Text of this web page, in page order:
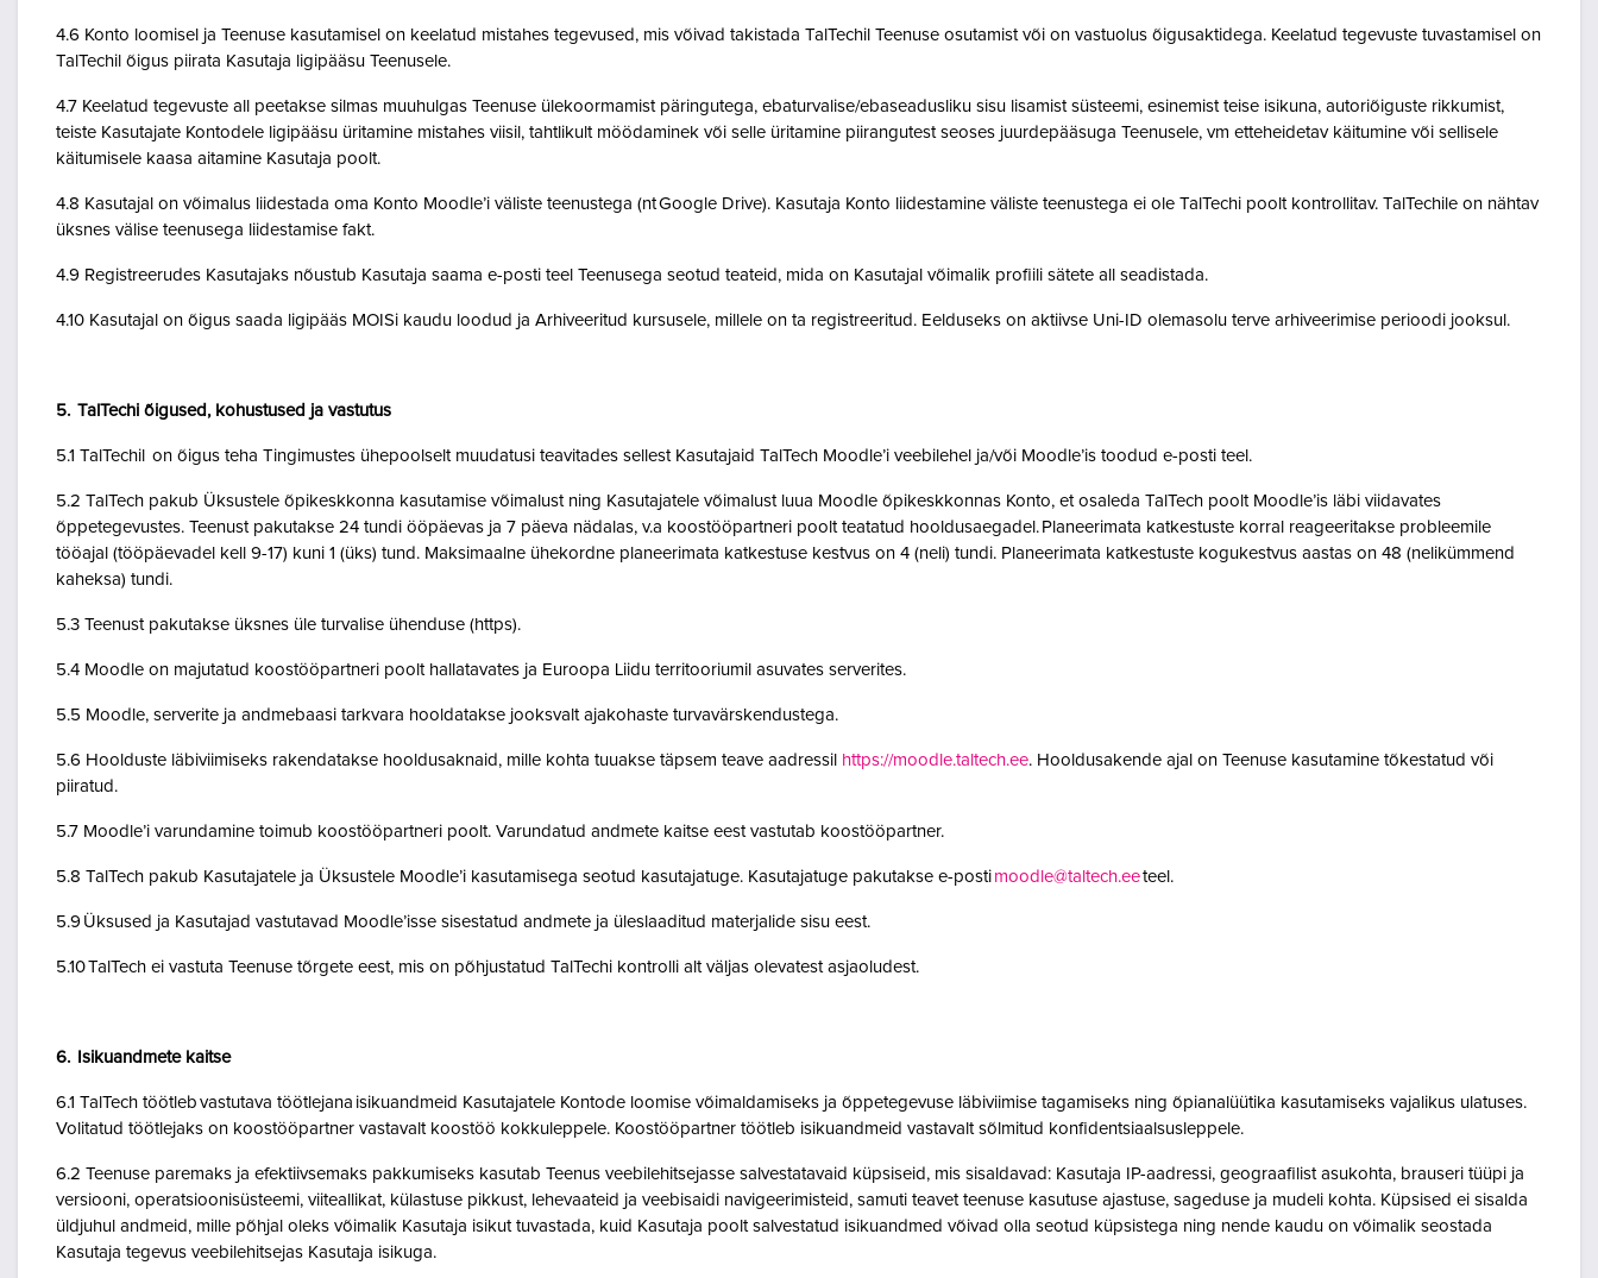
4.6 Konto loomisel ja Teenuse kasutamisel on keelatud mistahes tegevused, mis võivad takistada TalTechil Teenuse osutamist või on vastuolus õigusaktidega. Keelatud tegevuste tuvastamisel on
TalTechil õigus piirata Kasutaja ligipääsu Teenusele.
4.7 Keelatud tegevuste all peetakse silmas muuhulgas Teenuse ülekoormamist päringutega, ebaturvalise/ebaseadusliku sisu lisamist süsteemi, esinemist teise isikuna, autoriõiguste rikkumist,
teiste Kasutajate Kontodele ligipääsu üritamine mistahes viisil, tahtlikult möödaminek või selle üritamine piirangutest seoses juurdepääsuga Teenusele, vm etteheidetav käitumine või sellisele
käitumisele kaasa aitamine Kasutaja poolt.
4.8 Kasutajal on võimalus liidestada oma Konto Moodle’i väliste teenustega (nt Google Drive). Kasutaja Konto liidestamine väliste teenustega ei ole TalTechi poolt kontrollitav. TalTechile on nähtav
üksnes välise teenusega liidestamise fakt.
4.9 Registreerudes Kasutajaks nõustub Kasutaja saama e-posti teel Teenusega seotud teateid, mida on Kasutajal võimalik profiili sätete all seadistada.
4.10 Kasutajal on õigus saada ligipääs MOISi kaudu loodud ja Arhiveeritud kursusele, millele on ta registreeritud. Eelduseks on aktiivse Uni-ID olemasolu terve arhiveerimise perioodi jooksul.
5. TalTechi õigused, kohustused ja vastutus
5.1 TalTechil on õigus teha Tingimustes ühepoolselt muudatusi teavitades sellest Kasutajaid TalTech Moodle’i veebilehel ja/või Moodle’is toodud e-posti teel.
5.2 TalTech pakub Üksustele õpikeskkonna kasutamise võimalust ning Kasutajatele võimalust luua Moodle õpikeskkonnas Konto, et osaleda TalTech poolt Moodle’is läbi viidavates
õppetegevustes. Teenust pakutakse 24 tundi ööpäevas ja 7 päeva nädalas, v.a koostööpartneri poolt teatatud hooldusaegadel. Planeerimata katkestuste korral reageeritakse probleemile
tööajal (tööpäevadel kell 9-17) kuni 1 (üks) tund. Maksimaalne ühekordne planeerimata katkestuse kestvus on 4 (neli) tundi. Planeerimata katkestuste kogukestvus aastas on 48 (nelikümmend
kaheksa) tundi.
5.3 Teenust pakutakse üksnes üle turvalise ühenduse (https).
5.4 Moodle on majutatud koostööpartneri poolt hallatavates ja Euroopa Liidu territooriumil asuvates serverites.
5.5 Moodle, serverite ja andmebaasi tarkvara hooldatakse jooksvalt ajakohaste turvavärskendustega.
5.6 Hoolduste läbiviimiseks rakendatakse hooldusaknaid, mille kohta tuuakse täpsem teave aadressil https://moodle.taltech.ee. Hooldusakende ajal on Teenuse kasutamine tõkestatud või
piiratud.
5.7 Moodle’i varundamine toimub koostööpartneri poolt. Varundatud andmete kaitse eest vastutab koostööpartner.
5.8 TalTech pakub Kasutajatele ja Üksustele Moodle’i kasutamisega seotud kasutajatuge. Kasutajatuge pakutakse e-posti moodle@taltech.eeteel.
5.9 Üksused ja Kasutajad vastutavad Moodle’isse sisestatud andmete ja üleslaaditud materjalide sisu eest.
5.10 TalTech ei vastuta Teenuse tõrgete eest, mis on põhjustatud TalTechi kontrolli alt väljas olevatest asjaoludest.
6. Isikuandmete kaitse
6.1 TalTech töötleb vastutava töötlejana isikuandmeid Kasutajatele Kontode loomise võimaldamiseks ja õppetegevuse läbiviimise tagamiseks ning õpianalüütika kasutamiseks vajalikus ulatuses.
Volitatud töötlejaks on koostööpartner vastavalt koostöö kokkuleppele. Koostööpartner töötleb isikuandmeid vastavalt sõlmitud konfidentsiaalsusleppele.
6.2 Teenuse paremaks ja efektiivsemaks pakkumiseks kasutab Teenus veebilehitsejasse salvestatavaid küpsiseid, mis sisaldavad: Kasutaja IP-aadressi, geograafilist asukohta, brauseri tüüpi ja
versiooni, operatsioonisüsteemi, viiteallikat, külastuse pikkust, lehevaateid ja veebisaidi navigeerimisteid, samuti teavet teenuse kasutuse ajastuse, sageduse ja mudeli kohta. Küpsised ei sisalda
üldjuhul andmeid, mille põhjal oleks võimalik Kasutaja isikut tuvastada, kuid Kasutaja poolt salvestatud isikuandmed võivad olla seotud küpsistega ning nende kaudu on võimalik seostada
Kasutaja tegevus veebilehitsejas Kasutaja isikuga.